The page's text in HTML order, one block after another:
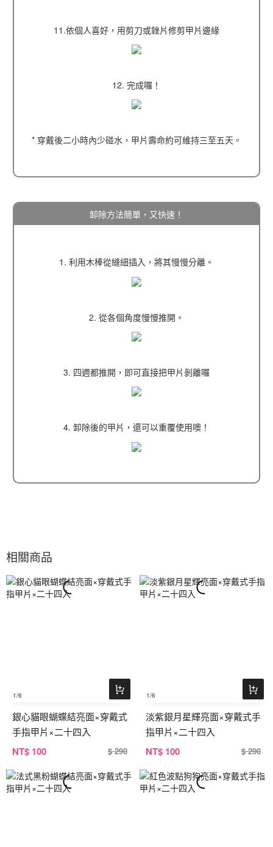
11.依個人喜好，用剪刀或銼片修剪甲片邊緣
12. 完成囉！
* 穿戴後二小時內少碰水，甲片壽命約可維持三至五天。
卸除方法簡單，又快速！
1. 利用木棒從縫細插入，將其慢慢分離。
2. 從各個角度慢慢推開。
3. 四週都推開，即可直接把甲片剝離囉
4. 卸除後的甲片，還可以重覆使用噢！
相關商品
1/6
銀心貓眼蝴蝶結亮面×穿戴式
手指甲片×二十四入
NT$ 100 $ 290
1/6
淡紫銀月星輝亮面×穿戴式手
指甲片×二十四入
NT$ 100 $ 290